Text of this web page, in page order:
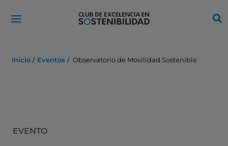
Inicio Eventos Observatorio de Movilidad Sostenible
EVENTO